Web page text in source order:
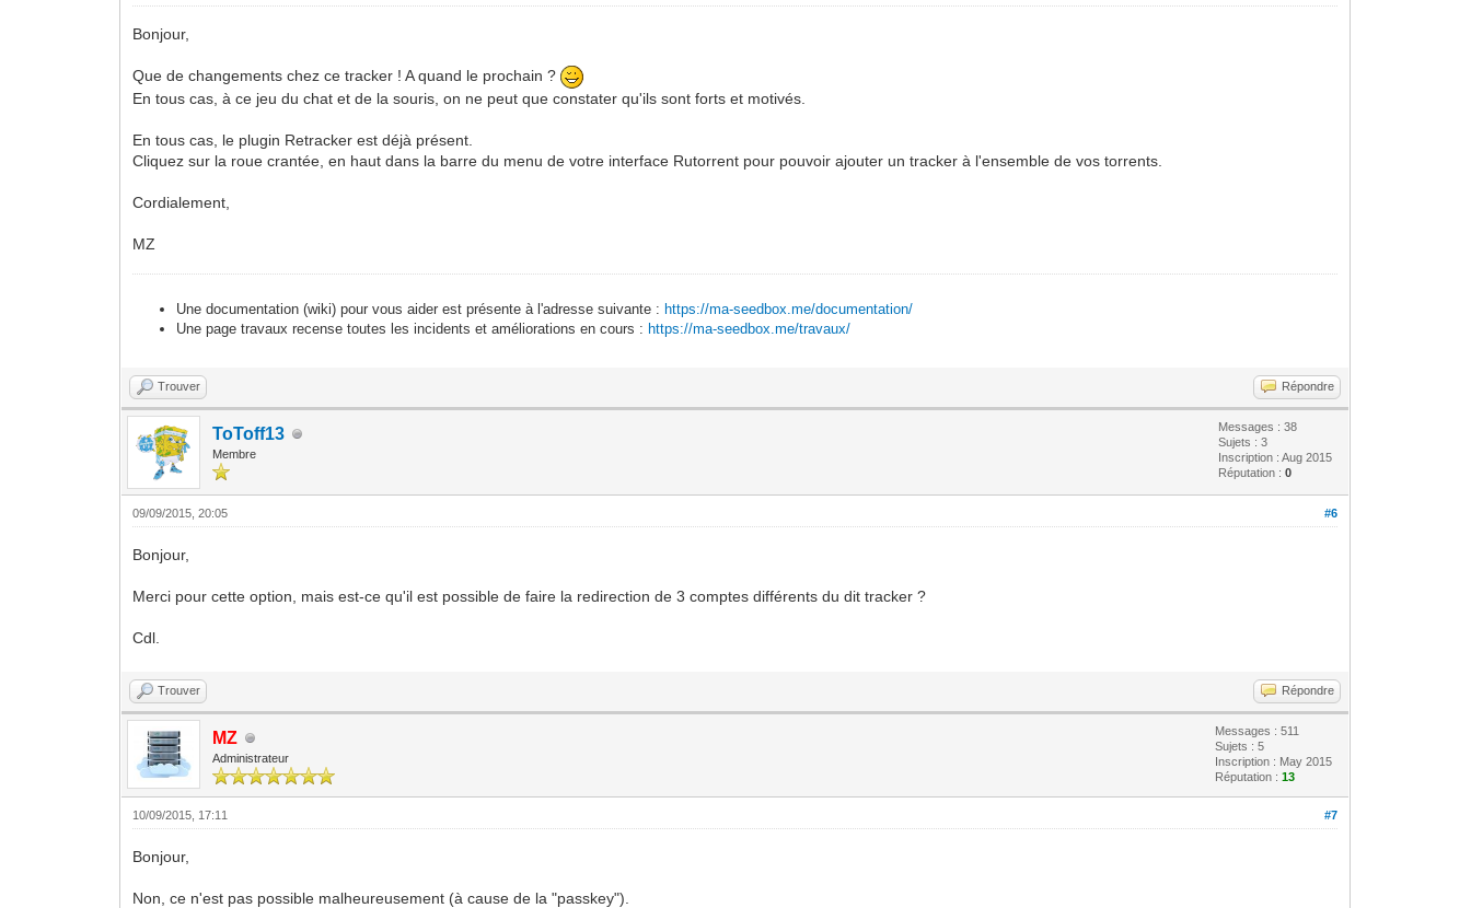
Bonjour,
Que de changements chez ce tracker ! A quand le prochain ?
En tous cas, à ce jeu du chat et de la souris, on ne peut que constater qu'ils sont forts et motivés.
En tous cas, le plugin Retracker est déjà présent.
Cliquez sur la roue crantée, en haut dans la barre du menu de votre interface Rutorrent pour pouvoir ajouter un tracker à l'ensemble de vos torrents.
Cordialement,
MZ
Une documentation (wiki) pour vous aider est présente à l'adresse suivante : https://ma-seedbox.me/documentation/
Une page travaux recense toutes les incidents et améliorations en cours : https://ma-seedbox.me/travaux/
Trouver Répondre
ToToff13
Membre
Messages : 38
Sujets : 3
Inscription : Aug 2015
Réputation :0
#6
09/09/2015, 20:05
Bonjour,
Merci pour cette option, mais est-ce qu'il est possible de faire la redirection de 3 comptes différents du dit tracker ?
Cdl.
Trouver Répondre
MZ
Administrateur
Messages : 511
Sujets : 5
Inscription : May 2015
Réputation :13
#7
10/09/2015, 17:11
Bonjour,
Non, ce n'est pas possible malheureusement (à cause de la "passkey").